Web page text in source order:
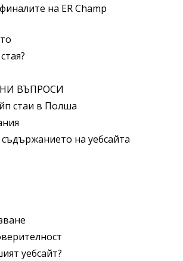
на ER Champ
ВЪПРОСИ
стаи в Полша
на уебсайта
уебсайт?